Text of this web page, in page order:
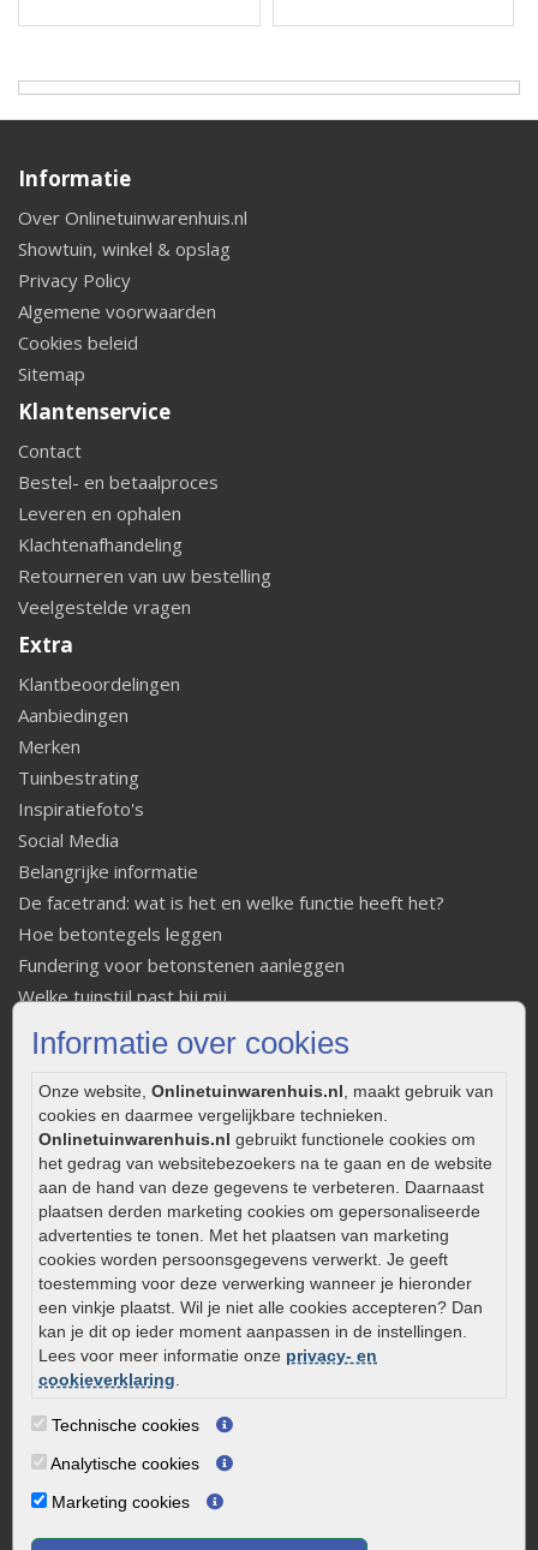
Informatie over cookies
Onze website, Onlinetuinwarenhuis.nl , maakt gebruik van
cookies en daarmee vergelijkbare technieken.
Onlinetuinwarenhuis.nl gebruikt functionele cookies om
het gedrag van websitebezoekers na te gaan en de website
aan de hand van deze gegevens te verbeteren. Daarnaast
plaatsen derden marketing cookies om gepersonaliseerde
advertenties te tonen. Met het plaatsen van marketing
cookies worden persoonsgegevens verwerkt. Je geeft
toestemming voor deze verwerking wanneer je hieronder
een vinkje plaatst. Wil je niet alle cookies accepteren? Dan
kan je dit op ieder moment aanpassen in de instellingen.
Lees voor meer informatie onze privacy- en
cookieverklaring
Technische cookies
Analytische cookies
Marketing cookies
Informatie
Over Onlinetuinwarenhuis.nl
Showtuin, winkel & opslag
Privacy Policy
Algemene voorwaarden
Cookies beleid
Sitemap
Klantenservice
Contact
Bestel- en betaalproces
Leveren en ophalen
Klachtenafhandeling
Retourneren van uw bestelling
Veelgestelde vragen
Extra
Klantbeoordelingen
Aanbiedingen
Merken
Tuinbestrating
Inspiratiefoto's
Social Media
Belangrijke informatie
De facetrand: wat is het en welke functie heeft het?
Hoe betontegels leggen
Fundering voor betonstenen aanleggen
Welke tuinstijl past bij mij
Strakke tuin inrichten
Legverbanden gebakken bestrating
Onderhoud van gebakken bestrating
Aanlegtips voor gebakken bestrating
Zelf een terras aanleggen
Kleine stadstuin inrichten
0320 – 219170
Kaapstanderweg 41
8243 RB Lelystad
info@onlinetuinwarenhuis.nl
Routebeschrijving
Openingstijden
Maandag
Dinsdag
Woensdag